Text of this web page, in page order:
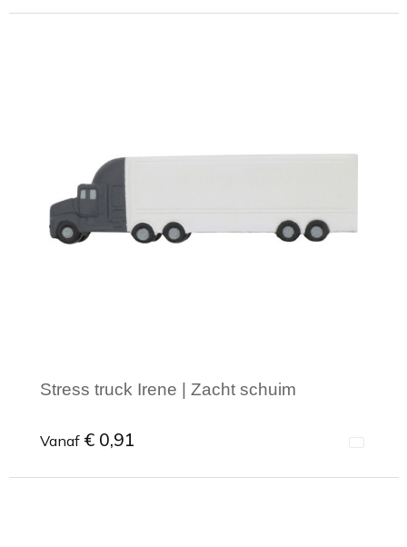
Stress truck Irene | Zacht schuim
Vanaf € 0,91